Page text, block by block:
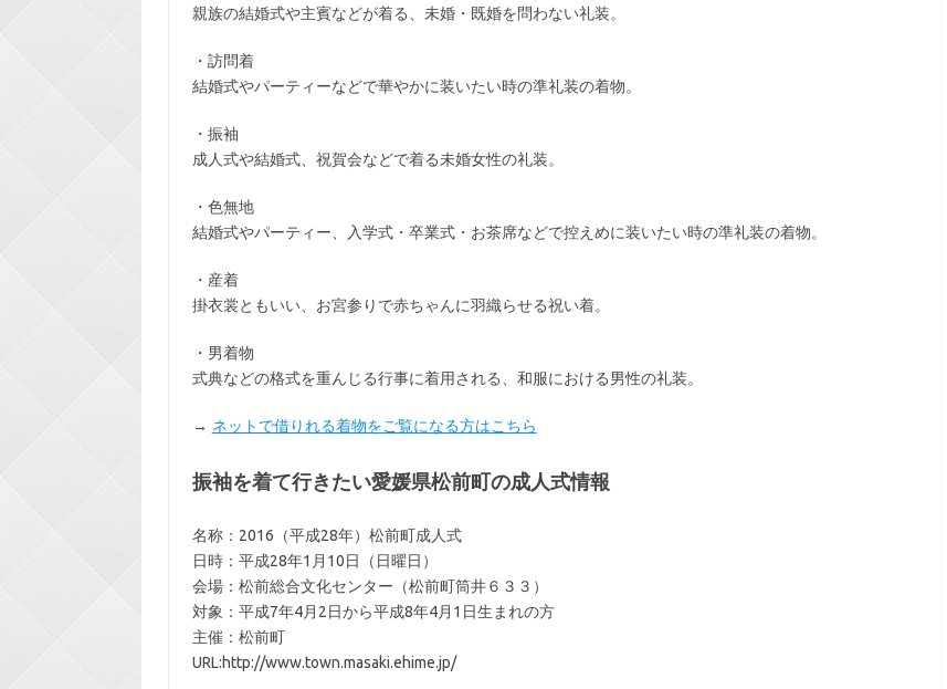
親族の結婚式や主賓などが着る、未婚・既婚を問わない礼装。
・訪問着
結婚式やパーティーなどで華やかに装いたい時の準礼装の着物。
・振袖
成人式や結婚式、祝賀会などで着る未婚女性の礼装。
・色無地
結婚式やパーティー、入学式・卒業式・お茶席などで控えめに装いたい時の準礼装の着物。
・産着
掛衣裳ともいい、お宮参りで赤ちゃんに羽織らせる祝い着。
・男着物
式典などの格式を重んじる行事に着用される、和服における男性の礼装。
→ ネットで借りれる着物をご覧になる方はこちら
振袖を着て行きたい愛媛県松前町の成人式情報
名称：2016（平成28年）松前町成人式
日時：平成28年1月10日（日曜日）
会場：松前総合文化センター（松前町筒井６３３）
対象：平成7年4月2日から平成8年4月1日生まれの方
主催：松前町
URL:http://www.town.masaki.ehime.jp/